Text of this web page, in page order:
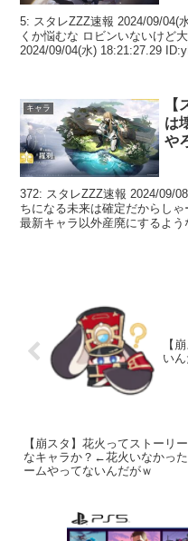
5: スタレZZZ速報 2024/09/04(
くか悩むな ロビンいないけど
2024/09/04(水) 18:21:27.29
キャラ
は
や
372: スタレZZZ速報 2024/09/
ちになる未来は確定だからし
最新キャラ以外産廃にするよ
【
い
【崩スタ】花火ってストーリ
なキャラか？←花火いなかっ
ームやってないんだがｗ